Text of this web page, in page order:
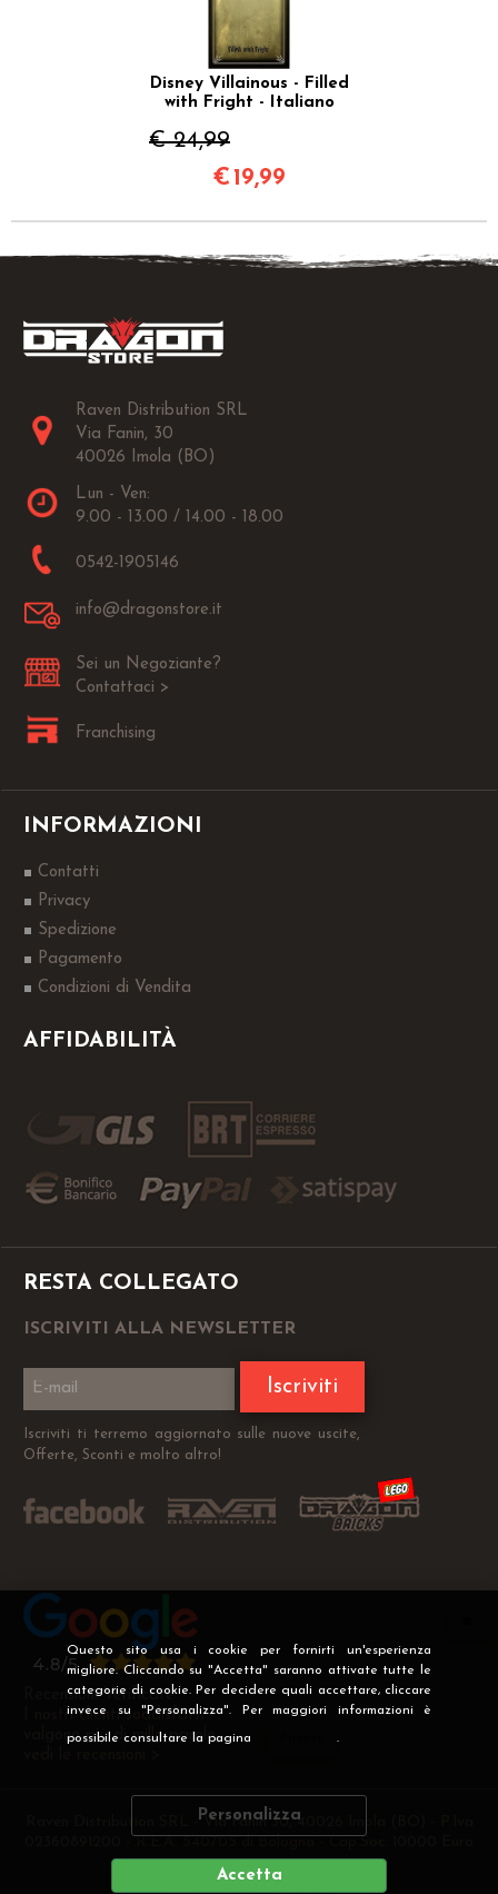
Questo sito usa i cookie per fornirti un'esperienza
migliore. Cliccando su "Accetta" saranno attivate tutte le
categorie di cookie. Per decidere quali accettare, cliccare
invece su "Personalizza". Per maggiori informazioni è
possibile consultare la pagina .
Personalizza
Accetta
Disney Villainous - Filled
with Fright - Italiano
€ 24,99
€ 19,99
Raven Distribution SRL
Via Fanin, 30
40026 Imola (BO)
Lun - Ven:
9.00 - 13.00 / 14.00 - 18.00
0542-1905146
info@dragonstore.it
Sei un Negoziante?
Contattaci >
Franchising
INFORMAZIONI
Contatti
Privacy
Spedizione
Pagamento
Condizioni di Vendita
AFFIDABILITÀ
RESTA COLLEGATO
ISCRIVITI ALLA NEWSLETTER
Iscriviti
Iscriviti ti terremo aggiornato sulle nuove uscite,
Offerte, Sconti e molto altro!
Recensioni Verificate
I nostri clienti soddisfatti
valgono più di mille parole
Raven Distribution SRL - Via Fanin 30, 40026 Imola (BO) - P.Iva
i.v